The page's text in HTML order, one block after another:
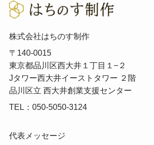
株式会社はちのす制作
〒140-0015
東京都品川区西大井１丁目１−２
Jタワー西大井イーストタワー ２階
品川区立 西大井創業支援センター
TEL：050-5050-3124
代表メッセージ